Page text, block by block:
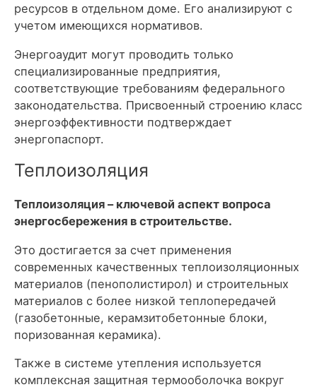
ресурсов в отдельном доме. Его анализируют с
учетом имеющихся нормативов.
Энергоаудит могут проводить только
специализированные предприятия,
соответствующие требованиям федерального
законодательства. Присвоенный строению класс
энергоэффективности подтверждает
энергопаспорт.
Теплоизоляция
Теплоизоляция – ключевой аспект вопроса
энергосбережения в строительстве.
Это достигается за счет применения
современных качественных теплоизоляционных
материалов (пенополистирол) и строительных
материалов с более низкой теплопередачей
(газобетонные, керамзитобетонные блоки,
поризованная керамика).
Также в системе утепления используется
комплексная защитная термооболочка вокруг